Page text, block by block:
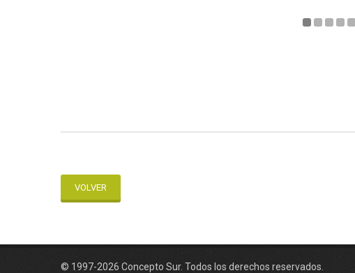
VOLVER
© 1997-2026 Concepto Sur. Todos los derechos reservados.